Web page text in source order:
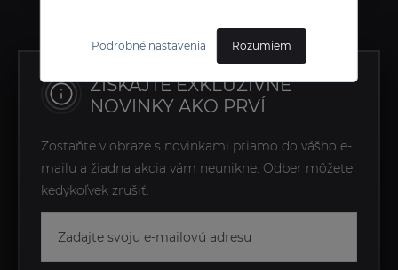
Podrobné nastavenia Rozumiem
ZÍSKAJTE EXKLUZÍVNE
NOVINKY AKO PRVÍ
Zostaňte v obraze s novinkami priamo do vášho e-
mailu a žiadna akcia vám neunikne. Odber môžete
kedykoľvek zrušiť.